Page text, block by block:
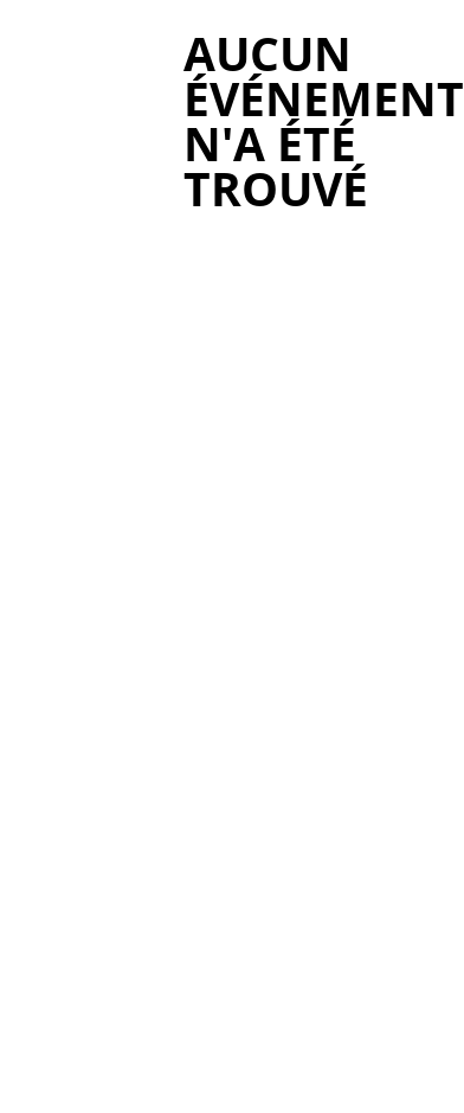
AUCUN
ÉVÉNEMENT
N'A ÉTÉ
TROUVÉ